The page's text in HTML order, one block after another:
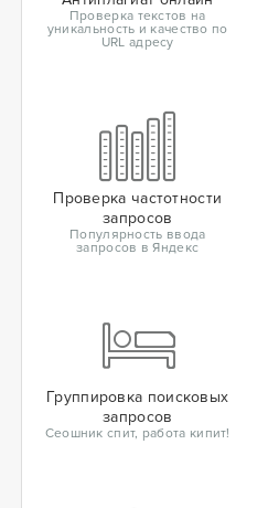
Проверка текстов на
уникальность и качество по
URL адресу
Проверка частотности
запросов
Популярность ввода
запросов в Яндекс
Группировка поисковых
запросов
Сеошник спит, работа кипит!